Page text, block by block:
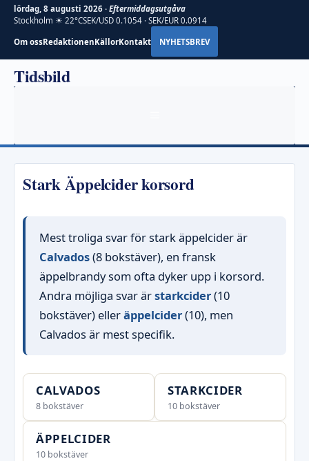
lördag, 8 augusti 2026 · Eftermiddagsutgåva
Stockholm ☀ 22°CSEK/USD 0.1054 · SEK/EUR 0.0914
Om ossRedaktionenKällorKontakt NYHETSBREV
Hoppa
Tidsbild
Stark Äppelcider korsord
Mest troliga svar för stark äppelcider är
Calvados(8 bokstäver), en fransk
äppelbrandy som ofta dyker upp i korsord.
Andra möjliga svar ärstarkcider(10
bokstäver) elleräppelcider(10), men
Calvados är mest specifik.
CALVADOS
8 bokstäver
STARKCIDER
10 bokstäver
ÄPPELCIDER
10 bokstäver